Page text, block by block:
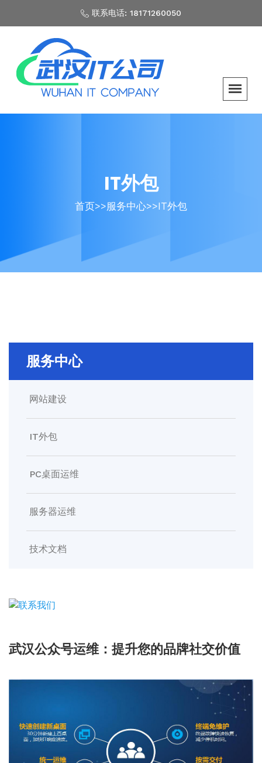
联系电话: 18171260050
IT外包
首页>>服务中心>>IT外包
服务中心
网站建设
IT外包
PC桌面运维
服务器运维
技术文档
武汉公众号运维：提升您的品牌社交价值